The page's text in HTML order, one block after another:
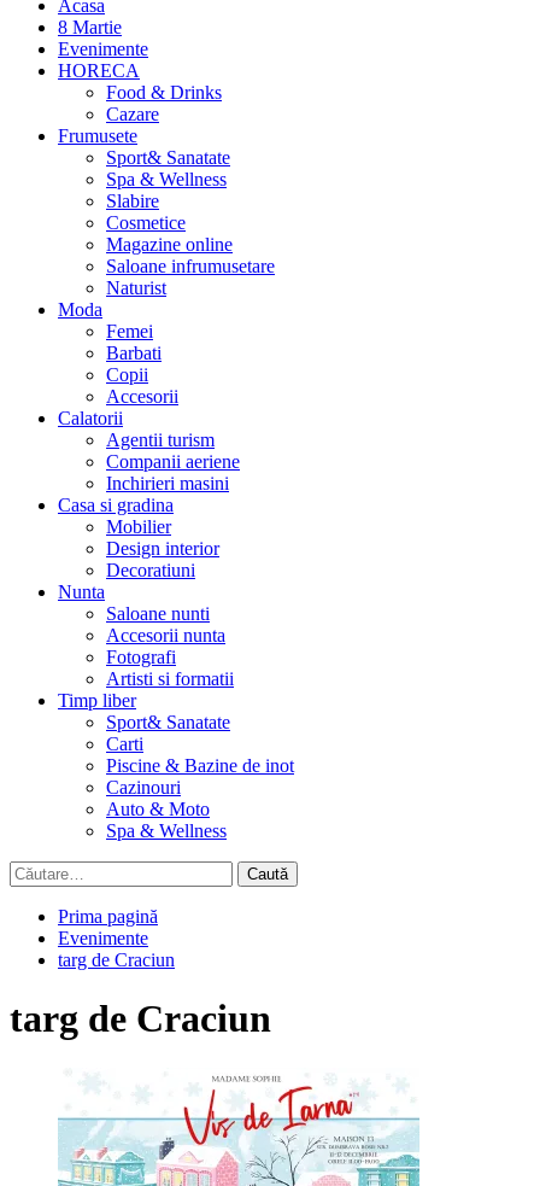
Acasa
8 Martie
Evenimente
HORECA
Food & Drinks
Cazare
Frumusete
Sport& Sanatate
Spa & Wellness
Slabire
Cosmetice
Magazine online
Saloane infrumusetare
Naturist
Moda
Femei
Barbati
Copii
Accesorii
Calatorii
Agentii turism
Companii aeriene
Inchirieri masini
Casa si gradina
Mobilier
Design interior
Decoratiuni
Nunta
Saloane nunti
Accesorii nunta
Fotografi
Artisti si formatii
Timp liber
Sport& Sanatate
Carti
Piscine & Bazine de inot
Cazinouri
Auto & Moto
Spa & Wellness
Caută
după:
Prima pagină
Evenimente
targ de Craciun
targ de Craciun